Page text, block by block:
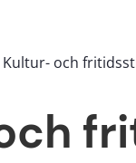
Kultur- och